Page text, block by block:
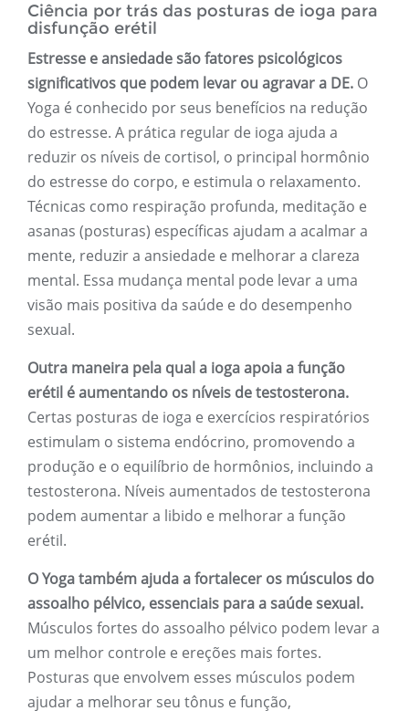
Ciência por trás das posturas de ioga para
disfunção erétil
Estresse e ansiedade são fatores psicológicos
significativos que podem levar ou agravar a DE. O
Yoga é conhecido por seus benefícios na redução
do estresse. A prática regular de ioga ajuda a
reduzir os níveis de cortisol, o principal hormônio
do estresse do corpo, e estimula o relaxamento.
Técnicas como respiração profunda, meditação e
asanas (posturas) específicas ajudam a acalmar a
mente, reduzir a ansiedade e melhorar a clareza
mental. Essa mudança mental pode levar a uma
visão mais positiva da saúde e do desempenho
sexual.
Outra maneira pela qual a ioga apoia a função
erétil é aumentando os níveis de testosterona.
Certas posturas de ioga e exercícios respiratórios
estimulam o sistema endócrino, promovendo a
produção e o equilíbrio de hormônios, incluindo a
testosterona. Níveis aumentados de testosterona
podem aumentar a libido e melhorar a função
erétil.
O Yoga também ajuda a fortalecer os músculos do
assoalho pélvico, essenciais para a saúde sexual.
Músculos fortes do assoalho pélvico podem levar a
um melhor controle e ereções mais fortes.
Posturas que envolvem esses músculos podem
ajudar a melhorar seu tônus ​​e função,